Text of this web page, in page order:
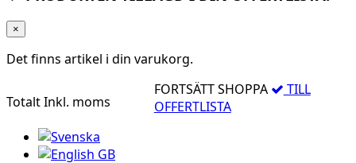
×
Det finns artikel i din varukorg.
TotaltInkl. moms
FORTSÄTT SHOPPA
TILL
OFFERTLISTA